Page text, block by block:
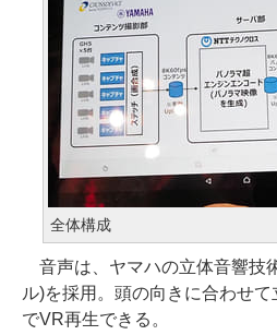
全体構成
音声は、ヤマハの立体音響技
ル)を採用。頭の向きに合わせ
でVR再生できる。